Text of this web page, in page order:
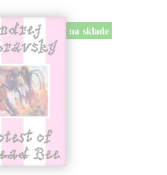
na sklade